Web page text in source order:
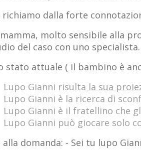
richiamo dalla forte
molto sensibile alla
del caso con uno specialista.
stato attuale ( il bambino è
Lupo Gianni risulta la sua
Lupo Gianni è la ricerca di
Lupo Gianni è il fratellino che
Lupo Gianni può giocare solo
alla domanda: - Sei tu lupo